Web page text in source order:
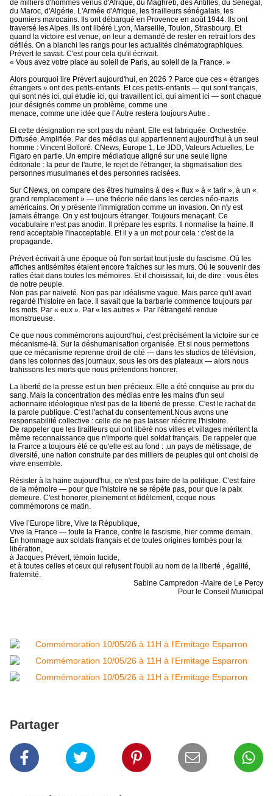
de milliers d'hommes venus d'Afrique, du Maghreb, des Antilles, du Sénégal,
du Maroc, d'Algérie. L'Armée d'Afrique, les tirailleurs sénégalais, les
goumiers marocains. Ils ont débarqué en Provence en août 1944. Ils ont
traversé les Alpes. Ils ont libéré Lyon, Marseille, Toulon, Strasbourg. Et
quand la victoire est venue, on leur a demandé de rester en retrait lors des
défilés. On a blanchi les rangs pour les actualités cinématographiques.
Prévert le savait. C'est pour cela qu'il écrivait.
« Vous avez votre place au soleil de Paris, au soleil de la France. »
Alors pourquoi lire Prévert aujourd'hui, en 2026 ? Parce que ces « étranges
étrangers » ont des petits-enfants. Et ces petits-enfants — qui sont français,
qui sont nés ici, qui étudie ici, qui travaillent ici, qui aiment ici — sont chaque
jour désignés comme un problème, comme une
menace, comme une idée que l’Autre restera toujours Autre .
Et cette désignation ne sort pas du néant. Elle est fabriquée. Orchestrée.
Diffusée. Amplifiée. Par des médias qui appartiennent aujourd'hui à un seul
homme : Vincent Bolloré. CNews, Europe 1, Le JDD, Valeurs Actuelles, Le
Figaro en partie. Un empire médiatique aligné sur une seule ligne
éditoriale : la peur de l'autre, le rejet de l'étranger, la stigmatisation des
personnes musulmanes et des personnes racisées.
Sur CNews, on compare des êtres humains à des « flux » à « tarir », à un «
grand remplacement » — une théorie née dans les cercles néo-nazis
américains. On y présente l'immigration comme un invasion. On n'y est
jamais étrange. On y est toujours étranger. Toujours menaçant. Ce
vocabulaire n'est pas anodin. Il prépare les esprits. Il normalise la haine. Il
rend acceptable l'inacceptable. Et il y a un mot pour cela : c'est de la
propagande.
Prévert écrivait à une époque où l'on sortait tout juste du fascisme. Où les
affiches antisémites étaient encore fraîches sur les murs. Où le souvenir des
rafles était dans toutes les mémoires. Et il choisissait, lui, de dire : vous êtes
de notre peuple.
Non pas par naïveté. Non pas par idéalisme vague. Mais parce qu'il avait
regardé l'histoire en face. Il savait que la barbarie commence toujours par
les mots. Par « eux ». Par « les autres ». Par l'étrangeté rendue
monstrueuse.
Ce que nous commémorons aujourd'hui, c'est précisément la victoire sur ce
mécanisme-là. Sur la déshumanisation organisée. Et si nous permettons
que ce mécanisme reprenne droit de cité — dans les studios de télévision,
dans les colonnes des journaux, sous les ors des plateaux — alors nous
trahissons les morts que nous prétendons honorer.
La liberté de la presse est un bien précieux. Elle a été conquise au prix du
sang. Mais la concentration des médias entre les mains d'un seul
actionnaire idéologique n'est pas de la liberté de presse. C'est le rachat de
la parole publique. C'est l'achat du consentement.Nous avons une
responsabilité collective : celle de ne pas laisser réécrire l'histoire.
De rappeler que les tirailleurs qui ont libéré nos villes et villages méritent la
même reconnaissance que n'importe quel soldat français. De rappeler que
la France a toujours été ce qu'elle est au fond : ,un pays de métissage, de
diversité, une nation construite par des milliers de peuples qui ont choisi de
vivre ensemble.
Résister à la haine aujourd'hui, ce n'est pas faire de la politique. C'est faire
de la mémoire — pour que l'histoire ne se répète pas, pour que la paix
demeure. C'est honorer, pleinement et fidèlement, ceque nous
commémorons ce matin.
Vive l’Europe libre, Vive la République,
Vive la France — toute la France, contre le fascisme, hier comme demain.
En hommage aux soldats français et de toutes origines tombés pour la
libération,
à Jacques Prévert, témoin lucide,
et à toutes celles et ceux qui refusent l'oubli au nom de la liberté , égalité,
fraternité.
Sabine Campredon -Maire de Le Percy
Pour le Conseil Municipal
Partager